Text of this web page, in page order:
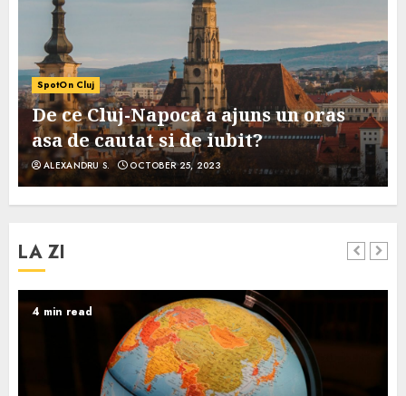
SpotOn Cluj
De ce Cluj-Napoca a ajuns un oras
asa de cautat si de iubit?
ALEXANDRU S. OCTOBER 25, 2023
LA ZI
4 min read